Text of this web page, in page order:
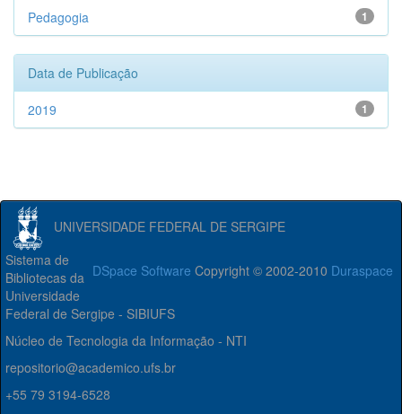
1
Pedagogia
Data de Publicação
1
2019
UNIVERSIDADE FEDERAL DE SERGIPE
DSpace Software Copyright © 2002-2010 Duraspace
Sistema de
Bibliotecas da
Universidade
Federal de Sergipe - SIBIUFS
Núcleo de Tecnologia da Informação - NTI
repositorio@academico.ufs.br
+55 79 3194-6528